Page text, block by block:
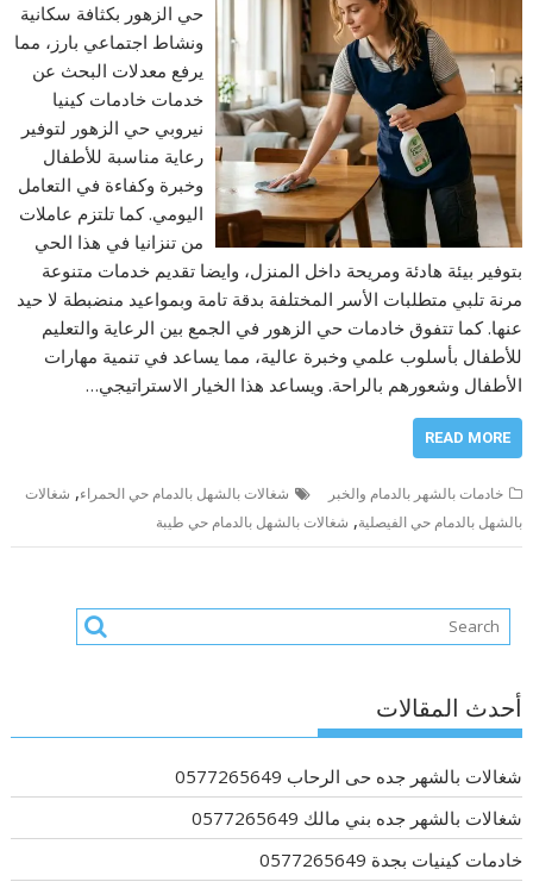
حي الزهور بكثافة سكانية
ونشاط اجتماعي بارز، مما
يرفع معدلات البحث عن
خدمات خادمات كينيا
نيروبي حي الزهور لتوفير
رعاية مناسبة للأطفال
وخبرة وكفاءة في التعامل
اليومي. كما تلتزم عاملات
من تنزانيا في هذا الحي
بتوفير بيئة هادئة ومريحة داخل المنزل، وايضا تقديم خدمات متنوعة
مرنة تلبي متطلبات الأسر المختلفة بدقة تامة وبمواعيد منضبطة لا حيد
عنها. كما تتفوق خادمات حي الزهور في الجمع بين الرعاية والتعليم
للأطفال بأسلوب علمي وخبرة عالية، مما يساعد في تنمية مهارات
الأطفال وشعورهم بالراحة. ويساعد هذا الخيار الاستراتيجي…
READ MORE
خادمات بالشهر بالدمام والخبر شغالات بالشهل بالدمام حي الحمراء, شغالات
بالشهل بالدمام حي الفيصلية, شغالات بالشهل بالدمام حي طيبة
أحدث المقالات
شغالات بالشهر جده حى الرحاب 0577265649
شغالات بالشهر جده بني مالك 0577265649
خادمات كينيات بجدة 0577265649